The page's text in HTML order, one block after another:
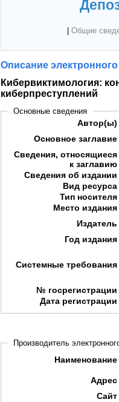
Общие
Описание
Кибервиктимология:
киберпреступлений
Основные сведения
Автор(ы)
Основное заглавие
Сведения, относящиеся
к заглавию
Сведения об издании
Вид ресурса
Тип носителя
Место издания
Издатель
Год издания
Системные требования
№ госрегистрации
Дата регистрации
Производитель
Наименование
Адрес
Сайт